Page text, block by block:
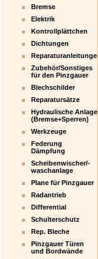
Bremse
Elektrik
Kontrollplättchen
Dichtungen
Reparaturanleitungen
Zubehör/Sonstiges
für den Pinzgauer
Blechschilder
Reparatursätze
Hydraulische Anlage
(Bremse+Sperren)
Werkzeuge
Federung
Dämpfung
Scheibenwischer/-
waschanlage
Plane für Pinzgauer
Radantrieb
Differential
Schulterschutz
Rep. Bleche
Pinzgauer Türen
und Bordwände